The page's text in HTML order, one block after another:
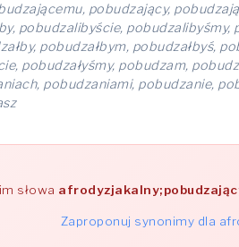
pobudzający,
pobudzalibyście, pobudzalibyśmy,
pobudzałbym, pobudzałbyś,
pobudzałyśmy, pobudzam,
pobudzaniami, pobudzanie,
słowa
Zaproponuj synonimy dla